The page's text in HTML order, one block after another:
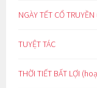
NGÀY TẾT CỔ
TUYỆT TÁC
THỜI TIẾT BẤT LỢI